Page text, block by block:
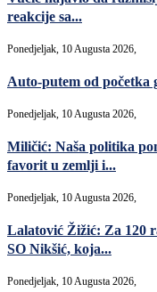
reakcije sa...
Ponedjeljak, 10 Augusta 2026,
Auto-putem od početka
Ponedjeljak, 10 Augusta 2026,
Miličić: Naša politika
favorit u zemlji i...
Ponedjeljak, 10 Augusta 2026,
Lalatović Žižić: Za 120
SO Nikšić, koja...
Ponedjeljak, 10 Augusta 2026,